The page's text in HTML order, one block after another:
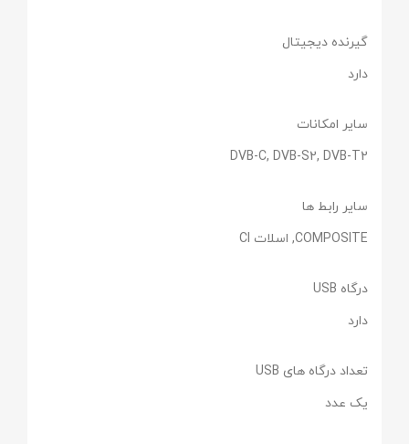
گیرنده دیجیتال
دارد
سایر امکانات
DVB-C, DVB-S2, DVB-T2
سایر رابط ها
COMPOSITE, اسلات CI
درگاه USB
دارد
تعداد درگاه های USB
یک عدد